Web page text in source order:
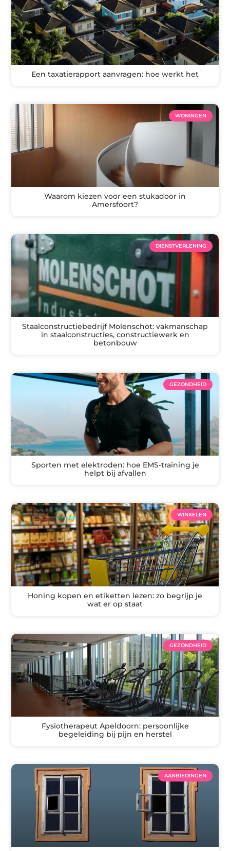
Een taxatierapport aanvragen: hoe werkt het
WONINGEN
Waarom kiezen voor een stukadoor in
Amersfoort?
DIENSTVERLENING
Staalconstructiebedrijf Molenschot: vakmanschap
in staalconstructies, constructiewerk en
betonbouw
GEZONDHEID
Sporten met elektroden: hoe EMS-training je
helpt bij afvallen
WINKELEN
Honing kopen en etiketten lezen: zo begrijp je
wat er op staat
GEZONDHEID
Fysiotherapeut Apeldoorn: persoonlijke
begeleiding bij pijn en herstel
AANBIEDINGEN